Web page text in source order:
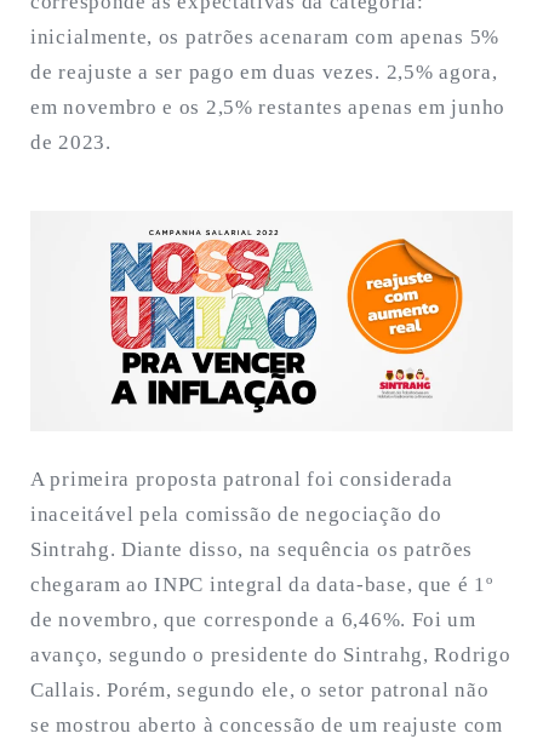
inicialmente, os patrões acenaram com apenas 5%
de reajuste a ser pago em duas vezes. 2,5% agora,
em novembro e os 2,5% restantes apenas em junho
de 2023.
A primeira proposta patronal foi considerada
inaceitável pela comissão de negociação do
Sintrahg. Diante disso, na sequência os patrões
chegaram ao INPC integral da data-base, que é 1º
de novembro, que corresponde a 6,46%. Foi um
avanço, segundo o presidente do Sintrahg, Rodrigo
Callais. Porém, segundo ele, o setor patronal não
se mostrou aberto à concessão de um reajuste com